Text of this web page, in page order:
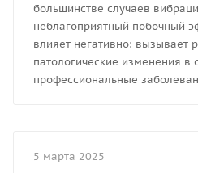
большинстве случаев
неблагоприятный побочный
влияет негативно: вызывает
патологические изменения в
профессиональные
5 марта 2025